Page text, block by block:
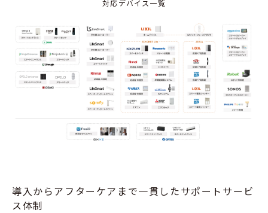
対応デバイス一覧
導入からアフターケアまで一貫したサポートサービ
ス体制